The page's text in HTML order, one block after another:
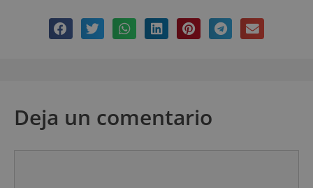
Deja un comentario